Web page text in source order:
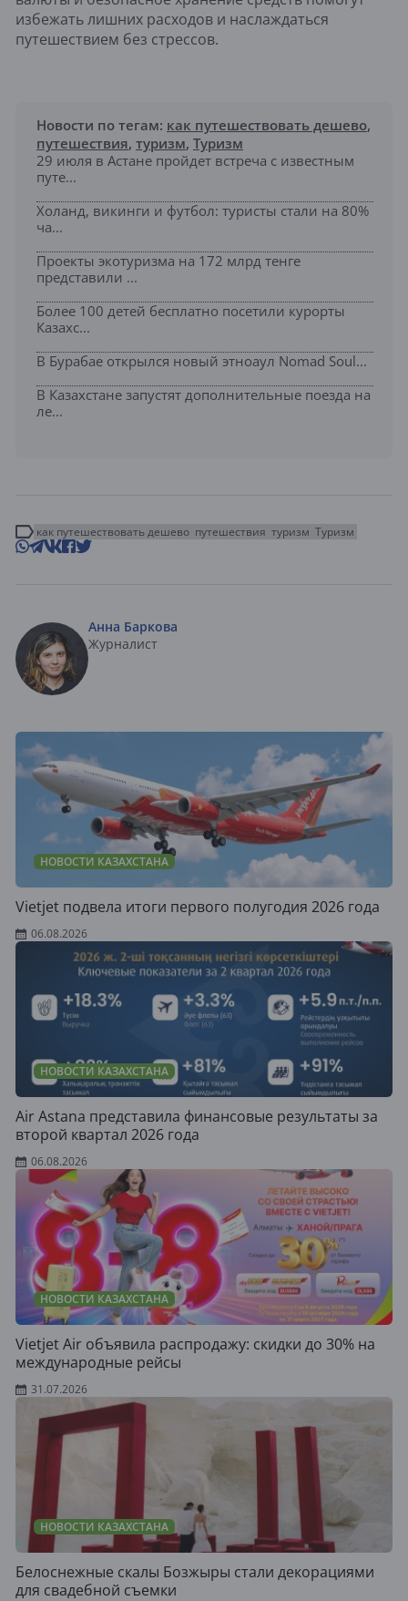
избежать лишних расходов и наслаждаться
путешествием без стрессов.
Новости по тегам: как путешествовать дешево,
путешествия, туризм, Туризм
29 июля в Астане пройдет встреча с известным
путе...
Холанд, викинги и футбол: туристы стали на 80%
ча...
Проекты экотуризма на 172 млрд тенге
представили ...
Более 100 детей бесплатно посетили курорты
Казахс...
В Бурабае открылся новый этноаул Nomad Soul...
В Казахстане запустят дополнительные поезда на
ле...
как путешествовать дешево путешествия туризм Туризм
Анна Баркова
Журналист
НОВОСТИ КАЗАХСТАНА
Vietjet подвела итоги первого полугодия 2026 года
06.08.2026
НОВОСТИ КАЗАХСТАНА
Air Astana представила финансовые результаты за
второй квартал 2026 года
06.08.2026
НОВОСТИ КАЗАХСТАНА
Vietjet Air объявила распродажу: скидки до 30% на
международные рейсы
31.07.2026
НОВОСТИ КАЗАХСТАНА
Белоснежные скалы Бозжыры стали декорациями
для свадебной съемки